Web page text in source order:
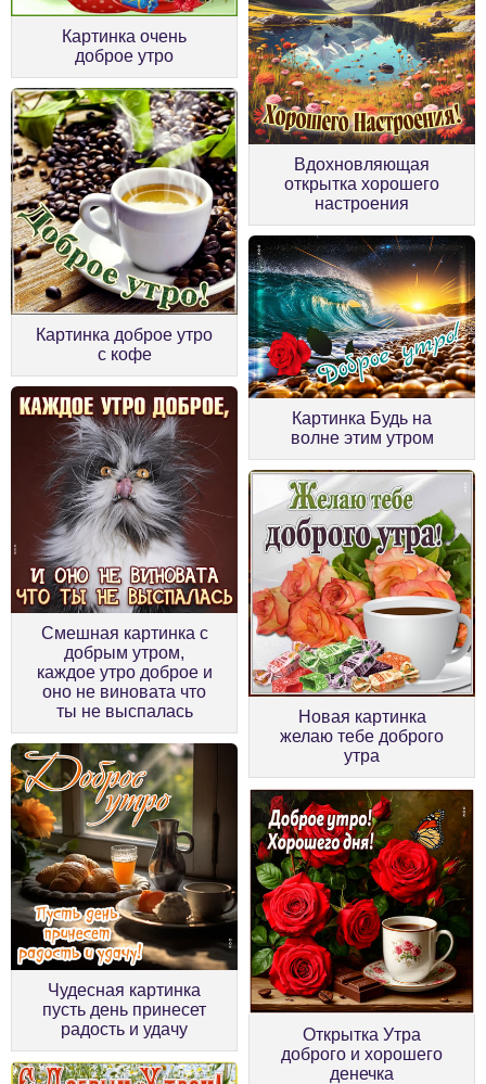
Картинка очень
доброе утро
Вдохновляющая
открытка хорошего
настроения
Картинка доброе утро
с кофе
Картинка Будь на
волне этим утром
Смешная картинка с
добрым утром,
каждое утро доброе и
оно не виновата что
ты не выспалась
Новая картинка
желаю тебе доброго
утра
Чудесная картинка
пусть день принесет
радость и удачу
Открытка Утра
доброго и хорошего
денечка